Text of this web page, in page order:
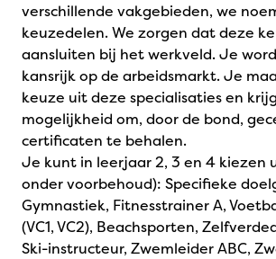
verschillende vakgebieden, we
keuzedelen. We zorgen dat deze
aansluiten bij het werkveld. Je
kansrijk op de arbeidsmarkt. Je
keuze uit deze specialisaties en
mogelijkheid om, door de bond,
certificaten te behalen.
Je kunt in leerjaar 2, 3 en 4 kiezen
onder voorbehoud): Specifieke
Gymnastiek, Fitnesstrainer A,
(VC1, VC2), Beachsporten,
Ski-instructeur, Zwemleider ABC,